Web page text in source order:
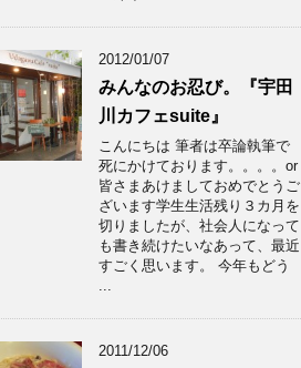
2012/01/07
みんなのお忍び。『宇田
川カフェsuite』
こんにちは 筆者は卒論執筆で
死にかけております。。。。or
皆さまあけましておめでとうご
ざいます学生生活残り３カ月を
切りましたが、社会人になって
も書き続けたいなあって、最近
すごく思います。 今年もどう
...
2011/12/06